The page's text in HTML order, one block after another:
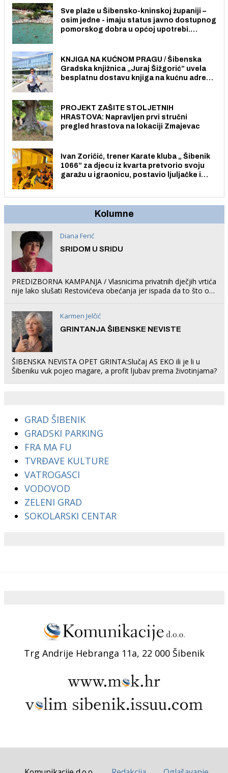
Sve plaže u Šibensko-kninskoj županiji –
osim jedne - imaju status javno dostupnog
pomorskog dobra u općoj upotrebi.
KNJIGA NA KUĆNOM PRAGU / Šibenska
Gradska knjižnica „Juraj Šižgorić” uvela
besplatnu dostavu knjiga na kućnu adresu
PROJEKT ZAŠITE STOLJETNIH
HRASTOVA: Napravljen prvi stručni
pregled hrastova na lokaciji Zmajevac
Ivan Zoričić, trener Karate kluba „ Šibenik
1066” za djecu iz kvarta pretvorio svoju
garažu u igraonicu, postavio ljuljačke i
Kolumne
Diana Ferić
SRIDOM U SRIDU
PREDIZBORNA KAMPANJA / Vlasnicima privatnih dječjih vrtića
nije lako slušati Restovićeva obećanja jer ispada da to što oni
Karmen Jelčić
GRINTANJA ŠIBENSKE NEVISTE
ŠIBENSKA NEVISTA OPET GRINTA:Slučaj AS EKO ili je li u
Šibeniku vuk pojeo magare, a profit ljubav prema životinjama?
GRAD ŠIBENIK
GRADSKI PARKING
FRA MA FU
TVRĐAVE KULTURE
VATROGASCI
VODOVOD
ZELENI GRAD
SOKOLARSKI CENTAR
Trg Andrije Hebranga 11a, 22 000 Šibenik